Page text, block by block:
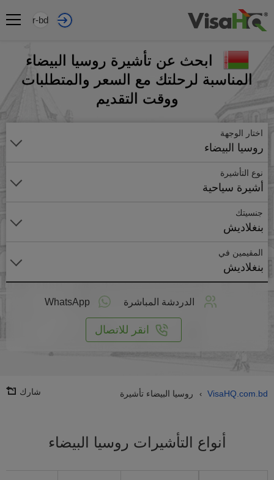
ar-bd
ابحث عن تأشيرة روسيا البيضاء
المناسبة لرحلتك مع السعر والمتطلبات
ووقت التقديم
اختار الوجهة
روسيا البيضاء
نوع التأشيرة
أشيرة سياحية
جنسيتك
بنغلاديش
المقيمين في
بنغلاديش
الدردشة المباشرة WhatsApp
انقر للاتصال
VisaHQ.com.bd
› روسيا البيضاء تأشيرة شارك
أنواع التأشيرات روسيا البيضاء